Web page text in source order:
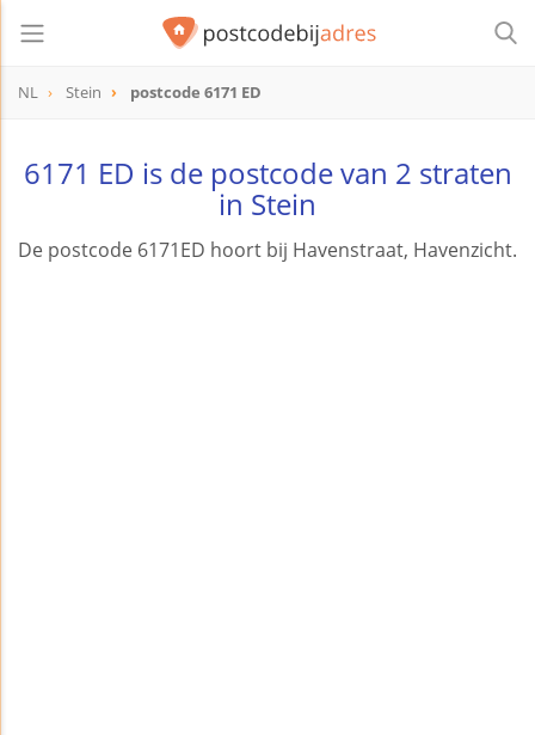
NL Stein postcode 6171 ED
6171 ED is de postcode van 2 straten
in Stein
De postcode 6171ED hoort bij Havenstraat, Havenzicht.